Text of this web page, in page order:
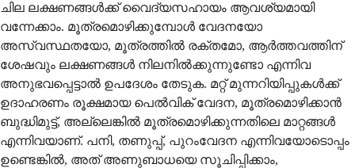
ചില ലക്ഷണങ്ങൾക്ക് വൈദ്യസഹായം ആവശ്യമായി
വന്നേക്കാം. മൂത്രമൊഴിക്കുമ്പോൾ വേദനയോ
അസ്വസ്ഥതയോ, മൂത്രത്തിൽ രക്തമോ, ആർത്തവത്തിന്
ശേഷവും ലക്ഷണങ്ങൾ നിലനിൽക്കുന്നുണ്ടോ എന്നിവ
അനുഭവപ്പെട്ടാൽ ഉപദേശം തേടുക. മറ്റ് മുന്നറിയിപ്പുകൾക്ക്
ഉദാഹരണം രൂക്ഷമായ പെൽവിക് വേദന, മൂത്രമൊഴിക്കാൻ
ബുദ്ധിമുട്ട്, അല്ലെങ്കിൽ മൂത്രമൊഴിക്കുന്നതിലെ മാറ്റങ്ങൾ
എന്നിവയാണ്. പനി, തണുപ്പ്, പുറംവേദന എന്നിവയോടൊപ്പം
ഉണ്ടെങ്കിൽ, അത് അണുബാധയെ സൂചിപ്പിക്കാം,